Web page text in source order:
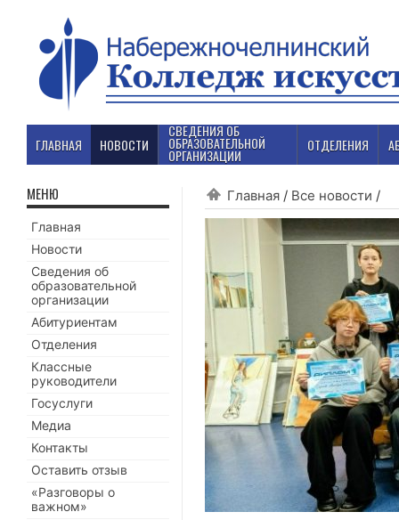
ГЛАВНАЯ НОВОСТИ
СВЕДЕНИЯ ОБ
ОБРАЗОВАТЕЛЬНОЙ
ОРГАНИЗАЦИИ
ОТДЕЛЕНИЯ
Главная / Все новости /
МЕНЮ
Главная
Новости
Сведения об
образовательной
организации
Абитуриентам
Отделения
Классные
руководители
Госуслуги
Медиа
Контакты
Оставить отзыв
«Разговоры о
важном»